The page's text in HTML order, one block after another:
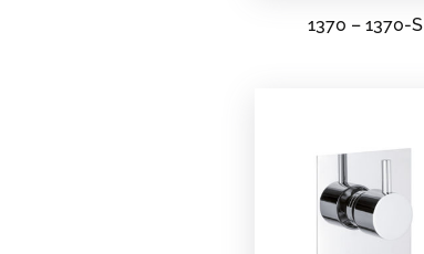
1370 – 1370-S